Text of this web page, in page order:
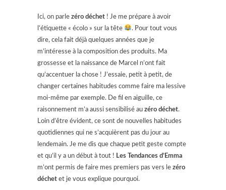
Ici, on parle zéro déchet ! Je me prépare à avoir
l’étiquette « écolo » sur la tête
. Pour tout vous
dire, cela fait déjà quelques années que je
m’intéresse à la composition des produits. Ma
grossesse et la naissance de Marcel n’ont fait
qu’accentuer la chose ! J’essaie, petit à petit, de
changer certaines habitudes comme faire ma lessive
moi-même par exemple. De fil en aiguille, ce
raisonnement m’a aussi sensibilisé au zéro déchet.
Loin d’être évident, ce sont de nouvelles habitudes
quotidiennes qui ne s’acquièrent pas du jour au
lendemain. Je me dis que chaque petit geste compte
et qu’il y a un début à tout ! Les Tendances d’Emma
m’ont permis de faire mes premiers pas vers le zéro
déchet et je vous explique pourquoi.